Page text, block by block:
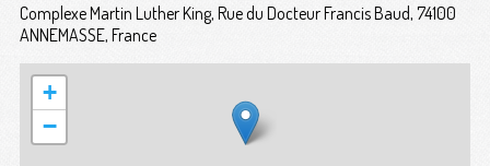
Complexe Martin Luther King, Rue du Docteur Francis Baud, 74100
ANNEMASSE, France
+
−